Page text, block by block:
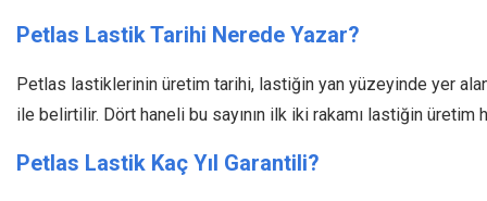
Petlas Lastik Tarihi Nerede Yazar?
Petlas lastiklerinin üretim tarihi, lastiğin yan yüzeyinde yer
ile belirtilir. Dört haneli bu sayının ilk iki rakamı lastiğin üretim
Petlas Lastik Kaç Yıl Garantili?